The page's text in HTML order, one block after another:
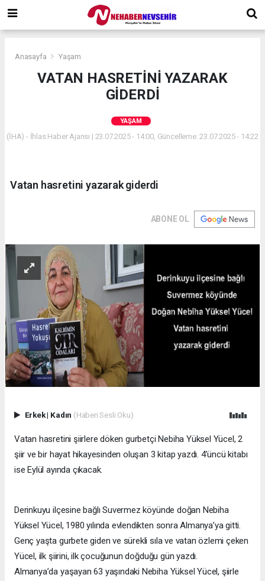
Anasayfa Yaşam
VATAN HASRETİNİ YAZARAK
GİDERDİ
YAŞAM
(İHA) - İhlas Haber Ajansı | 23.07.2025 - 14:00, Güncelleme: 23.07.2025 - 14:22
Vatan hasretini yazarak giderdi
ABONE OL
Erkek| Kadın (Haberi Sesli Oku)
Vatan hasretini şiirlere döken gurbetçi Nebiha Yüksel Yücel, 2
şiir ve bir hayat hikayesinden oluşan 3 kitap yazdı. 4’üncü kitabı
ise Eylül ayında çıkacak.
Derinkuyu ilçesine bağlı Suvermez köyünde doğan Nebiha
Yüksel Yücel, 1980 yılında evlendikten sonra Almanya’ya gitti.
Genç yaşta gurbete giden ve sürekli sıla ve vatan özlemi çeken
Yücel, ilk şiirini, ilk çocuğunun doğduğu gün yazdı.
Almanya’da yaşayan 63 yaşındaki Nebiha Yüksel Yücel, şiirle